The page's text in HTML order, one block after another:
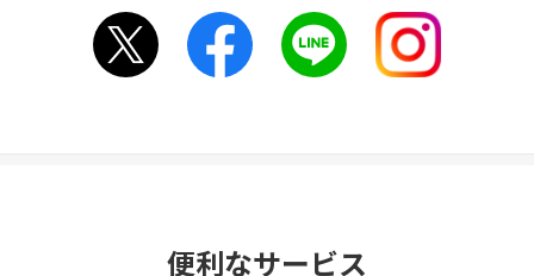
便利なサービス